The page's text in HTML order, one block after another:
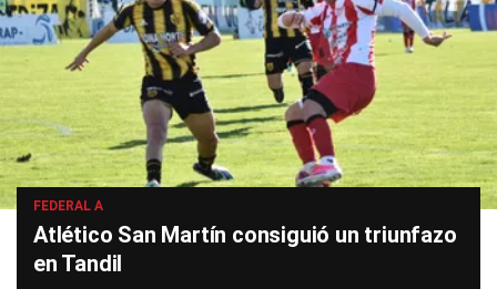
FEDERAL A
Atlético San Martín consiguió un triunfazo
en Tandil